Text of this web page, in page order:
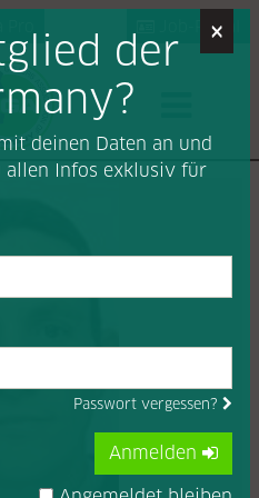
Job-Portal
×
der
deinen Daten an und
allen Infos exklusiv für
Passwort vergessen?
Anmelden